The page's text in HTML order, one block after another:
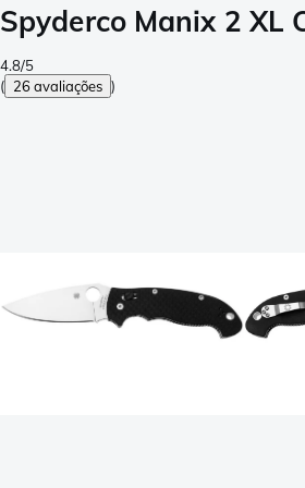
Spyderco Manix 2 XL
4.8/5
( 26 avaliações )